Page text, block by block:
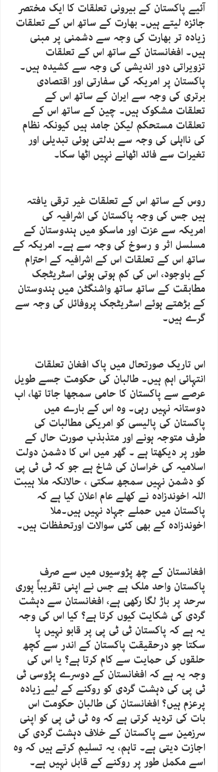
آئیے پاکستان کے بیرونی تعلقات کا ایک مختصر
جائزہ لیتے ہیں۔ بھارت کے ساتھ اس کے تعلقات
زیادہ تر بھارت کی وجہ سے دشمنی پر مبنی
ہیں۔ افغانستان کے ساتھ اس کے تعلقات
تزویراتی دور اندیشی کی وجہ سے کشیدہ ہیں۔
پاکستان پر امریکہ کی سفارتی اور اقتصادی
برتری کی وجہ سے ایران کے ساتھ اس کے
تعلقات مشکوک ہیں۔ چین کے ساتھ اس کے
تعلقات مستحکم لیکن جامد ہیں کیونکہ نظام
کی نااہلی کی وجہ سے بدلتی ہوئی تبدیلی اور
تغیرات سے فائد اٹھانے نہیں اٹھا سکا۔
روس کے ساتھ اس کے تعلقات غیر ترقی یافتہ
ہیں جس کی وجہ پاکستان کی اشرافیہ کی
امریکہ سے عزت اور ماسکو میں ہندوستان کے
مسلسل اثر و رسوخ کی وجہ سے ہے۔ امریکہ کے
ساتھ اس کے تعلقات اس کے اشرافیہ کے احترام
کے باوجود، اس کی کم ہوتی ہوئی اسٹریٹجک
مطابقت کے ساتھ ساتھ واشنگٹن میں ہندوستان
کے بڑھتے ہوئے اسٹریٹجک پروفائل کی وجہ سے
گرے ہیں۔
اس تاریک صورتحال میں پاک افغان تعلقات
انتہائی اہم ہیں۔ طالبان کی حکومت جسے طویل
عرصے سے پاکستان کا حامی سمجھا جاتا تھا، اب
دوستانہ نہیں رہی۔ وہ اس کے بارے میں
پاکستان کی پالیسی کو امریکی مطالبات کی
طرف متوجہ ہونے اور متذبذب صورت حال کے
طور پر دیکھتا ہے ۔ گھر میں اس کا دشمن دولت
اسلامیہ کی خراسان کی شاخ ہے جو کہ ٹی ٹی پی
کو دشمن نہیں سمجھ سکتی ، حالانکہ ملا ہیبت
اللہ اخوندزادہ نے کھلے عام اعلان کیا ہے کہ
پاکستان میں حملے جہاد نہیں ہیں۔ملا
اخوندزادہ کے بھی کئی سوالات اورتحفظات ہیں۔
افغانستان کے چھ پڑوسیوں میں سے صرف
پاکستان واحد ملک ہے جس نے اپنی تقریباً پوری
سرحد پر باڑ لگا رکھی ہے، افغانستان سے دہشت
گردی کی شکایت کیوں کرتا ہے؟ کیا اس کی وجہ
یہ ہے کہ پاکستان ٹی ٹی پی پر قابو نہیں پا
سکتا جو درحقیقت پاکستان کے اندر سے کچھ
حلقوں کی حمایت سے کام کرتا ہے؟ یا اس کی
وجہ یہ ہے کہ افغانستان کے دوسرے پڑوسی ٹی
ٹی پی کی دہشت گردی کو روکنے کے لیے زیادہ
پرعزم ہیں؟ افغانستان کی طالبان حکومت اس
بات کی تردید کرتی ہے کہ وہ ٹی ٹی پی کو اپنی
سرزمین سے پاکستان کے خلاف دہشت گردی کی
اجازت دیتی ہے۔ تاہم، یہ تسلیم کرتے ہیں کہ وہ
اسے مکمل طور پر روکنے کے قابل نہیں ہے۔